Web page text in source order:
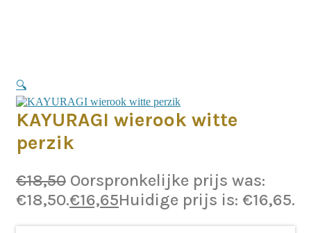
🔍
KAYURAGI wierook witte
perzik
€18,50 Oorspronkelijke prijs was:
€18,50.€16,65Huidige prijs is: €16,65.